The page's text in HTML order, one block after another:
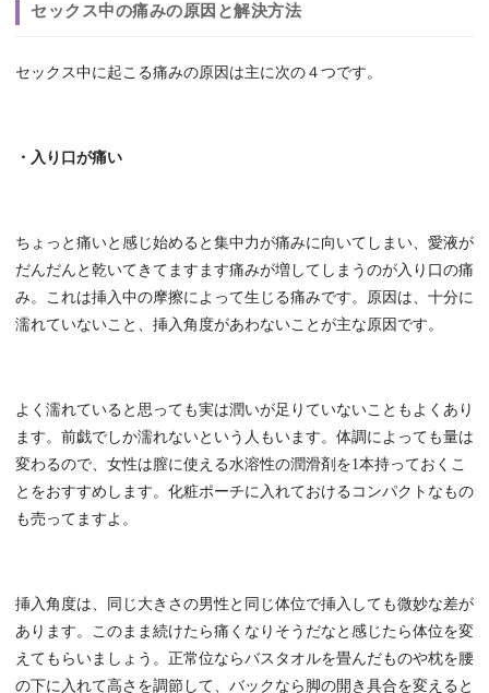
セックス中の痛みの原因と解決方法
セックス中に起こる痛みの原因は主に次の４つです。
・入り口が痛い
ちょっと痛いと感じ始めると集中力が痛みに向いてしまい、愛液が
だんだんと乾いてきてますます痛みが増してしまうのが入り口の痛
み。これは挿入中の摩擦によって生じる痛みです。原因は、十分に
濡れていないこと、挿入角度があわないことが主な原因です。
よく濡れていると思っても実は潤いが足りていないこともよくあり
ます。前戯でしか濡れないという人もいます。体調によっても量は
変わるので、女性は膣に使える水溶性の潤滑剤を1本持っておくこ
とをおすすめします。化粧ポーチに入れておけるコンパクトなもの
も売ってますよ。
挿入角度は、同じ大きさの男性と同じ体位で挿入しても微妙な差が
あります。このまま続けたら痛くなりそうだなと感じたら体位を変
えてもらいましょう。正常位ならバスタオルを畳んだものや枕を腰
の下に入れて高さを調節して、バックなら脚の開き具合を変えると